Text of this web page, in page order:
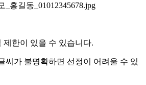
홍길동_01012345678.jpg
제한이 있을 수 있습니다.
씨가 불명확하면 선정이 어려울 수 있